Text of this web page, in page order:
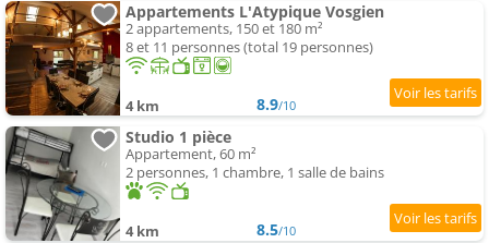
Appartements L'Atypique Vosgien
2 appartements, 150 et 180 m²
8 et 11 personnes (total 19 personnes)
4 km 8.9/10
Studio 1 pièce
Appartement, 60 m²
2 personnes, 1 chambre, 1 salle de bains
4 km 8.5/10